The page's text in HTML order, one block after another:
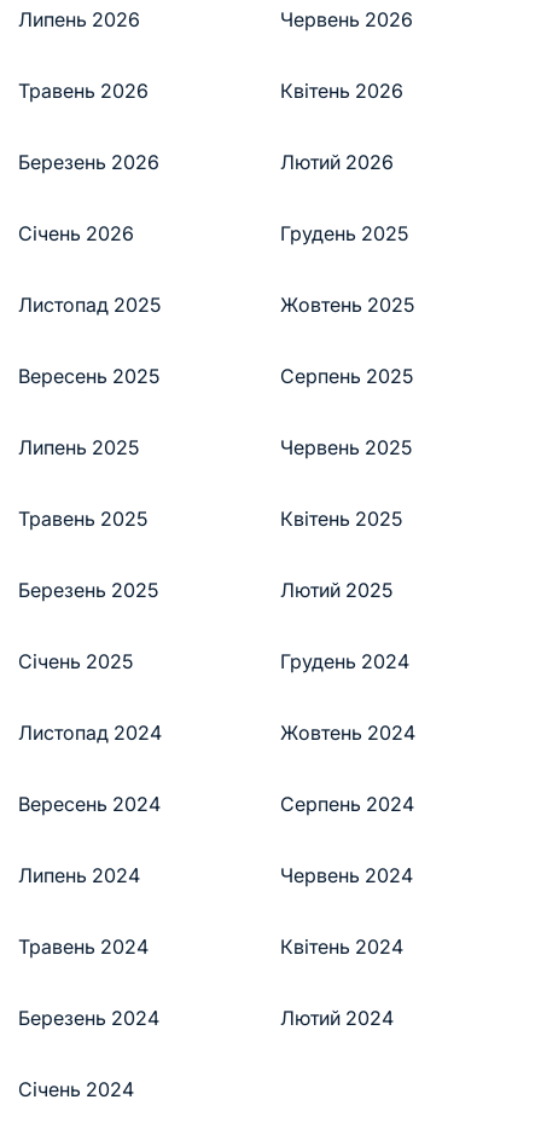
Липень 2026
Червень 2026
Травень 2026 Квітень 2026
Березень 2026 Лютий 2026
Січень 2026 Грудень 2025
Листопад 2025 Жовтень 2025
Вересень 2025 Серпень 2025
Липень 2025 Червень 2025
Травень 2025 Квітень 2025
Березень 2025 Лютий 2025
Січень 2025 Грудень 2024
Листопад 2024 Жовтень 2024
Вересень 2024 Серпень 2024
Липень 2024 Червень 2024
Травень 2024 Квітень 2024
Березень 2024 Лютий 2024
Січень 2024